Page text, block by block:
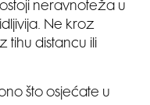
neravnoteža u
Ne kroz
distancu ili
što osjećate u